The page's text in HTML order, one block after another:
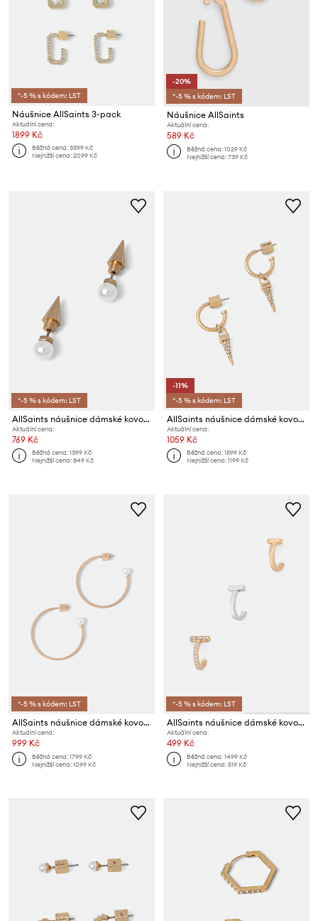
*-5 % s kódem: LST
Náušnice AllSaints 3-pack
Aktuální cena:
1899 Kč
Běžná cena:3399 Kč
Nejnižší cena:2099 Kč
-20%
*-5 % s kódem: LST
Náušnice AllSaints
Aktuální cena:
589 Kč
Běžná cena:1029 Kč
Nejnižší cena:739 Kč
*-5 % s kódem: LST
AllSaints náušnice dámské kovové
Aktuální cena:
769 Kč
Běžná cena:1399 Kč
Nejnižší cena:849 Kč
-11%
*-5 % s kódem: LST
AllSaints náušnice dámské kovové
Aktuální cena:
1059 Kč
Běžná cena:1899 Kč
Nejnižší cena:1199 Kč
*-5 % s kódem: LST
AllSaints náušnice dámské kovové
Aktuální cena:
999 Kč
Běžná cena:1799 Kč
Nejnižší cena:1099 Kč
*-5 % s kódem: LST
AllSaints náušnice dámské kovové 3-pack
Aktuální cena:
499 Kč
Běžná cena:1499 Kč
Nejnižší cena:519 Kč